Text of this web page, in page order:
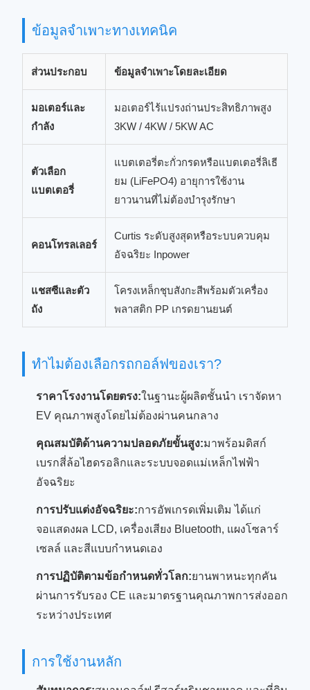
ข้อมูลจำเพาะทางเทคนิค
ส่วนประกอบ ข้อมูลจำเพาะโดยละเอียด
มอเตอร์และ
กำลัง
มอเตอร์ไร้แปรงถ่านประสิทธิภาพสูง
3KW / 4KW / 5KW AC
ตัวเลือก
แบตเตอรี่
แบตเตอรี่ตะกั่วกรดหรือแบตเตอรี่ลิเธี
ยม (LiFePO4) อายุการใช้งาน
ยาวนานที่ไม่ต้องบำรุงรักษา
คอนโทรลเลอร์
Curtis ระดับสูงสุดหรือระบบควบคุม
อัจฉริยะ Inpower
แชสซีและตัว
ถัง
โครงเหล็กชุบสังกะสีพร้อมตัวเครื่อง
พลาสติก PP เกรดยานยนต์
ทำไมต้องเลือกรถกอล์ฟของเรา?
ราคาโรงงานโดยตรง:ในฐานะผู้ผลิตชั้นนำ เราจัดหา
EV คุณภาพสูงโดยไม่ต้องผ่านคนกลาง
คุณสมบัติด้านความปลอดภัยขั้นสูง:มาพร้อมดิสก์
เบรกสี่ล้อไฮดรอลิกและระบบจอดแม่เหล็กไฟฟ้า
อัจฉริยะ
การปรับแต่งอัจฉริยะ:การอัพเกรดเพิ่มเติม ได้แก่
จอแสดงผล LCD, เครื่องเสียง Bluetooth, แผงโซลาร์
เซลล์ และสีแบบกำหนดเอง
การปฏิบัติตามข้อกำหนดทั่วโลก:ยานพาหนะทุกคัน
ผ่านการรับรอง CE และมาตรฐานคุณภาพการส่งออก
ระหว่างประเทศ
การใช้งานหลัก